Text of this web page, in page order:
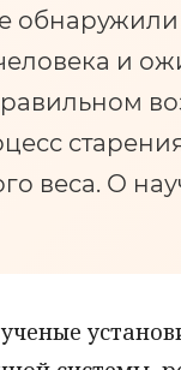
и
веса. О